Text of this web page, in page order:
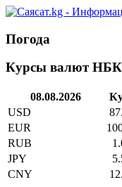
Погода
Курсы валют
08.08.2026
USD
EUR
RUB
JPY
CNY